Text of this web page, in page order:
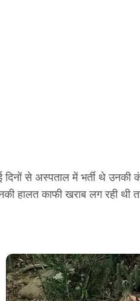
से अस्पताल में भर्ती थे
हालत काफी खराब लग रही थी